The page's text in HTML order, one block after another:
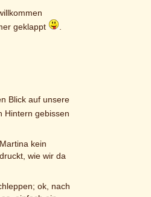
geklappt
Blick auf unsere
Hintern gebissen
kein
wie wir da
ok, nach